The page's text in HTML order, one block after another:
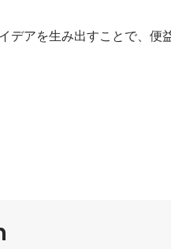
デアを生み出すことで、便